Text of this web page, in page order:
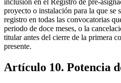
proyecto o instalación para la que se
registro en todas las convocatorias
periodo de doce meses, o la
titular antes del cierre de la primera
presente.
Artículo 10. Potencia